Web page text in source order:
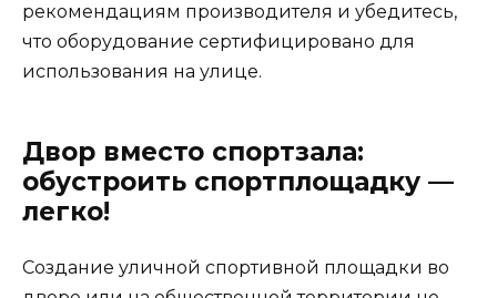
рекомендациям производителя и убедитесь,
что оборудование сертифицировано для
использования на улице.
Двор вместо спортзала:
обустроить спортплощадку —
легко!
Создание уличной спортивной площадки во